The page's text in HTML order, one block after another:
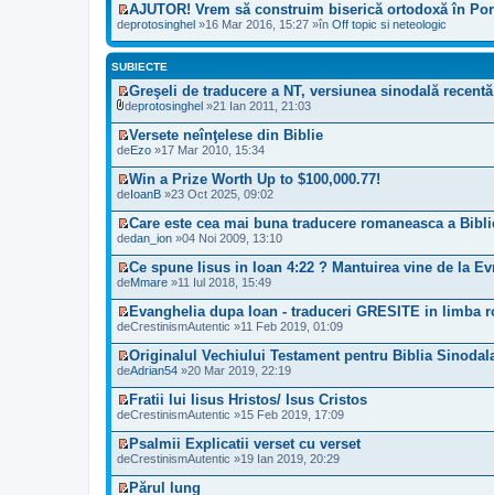
V
e
z
i
u
l
t
i
m
u
l
m
e
s
j
n
e
c
i
t
i
t
AJUTOR! Vrem să construim biserică ortodoxă în
deprotosinghel »16 Mar 2016, 15:27 »în Off topic si neteologic
SUBIECTE
V
z
u
l
t
i
m
u
l
e
s
a
j
n
e
c
i
t
t
Greşeli de traducere a NT, versiunea sinodală recentă
i
ş
i
e
r
(
e
)
a
a
ş
a
t
(
e
)
deprotosinghel »21 Ian 2011, 21:03
V
z
i
u
l
t
i
m
u
l
e
s
a
j
n
e
c
i
t
t
Versete neînţelese din Biblie
deEzo »17 Mar 2010, 15:34
V
z
i
u
l
t
i
m
u
l
e
s
a
j
n
e
c
i
t
t
Win a Prize Worth Up to $100,000.77!
deIoanB »23 Oct 2025, 09:02
V
z
i
u
l
t
i
m
u
l
e
s
a
j
n
e
c
i
Care este cea mai buna traducere romaneasca a
dedan_ion »04 Noi 2009, 13:10
V
z
i
u
l
t
i
m
u
l
e
s
a
j
n
Ce spune Iisus in Ioan 4:22 ? Mantuirea vine de la
deMmare »11 Iul 2018, 15:49
V
z
i
u
l
t
i
m
u
l
e
Evanghelia dupa Ioan - traduceri GRESITE in limba
deCrestinismAutentic »11 Feb 2019, 01:09
V
z
i
u
l
t
i
m
u
Originalul Vechiului Testament pentru Biblia
deAdrian54 »20 Mar 2019, 22:19
V
z
i
u
l
t
Fratii lui Iisus Hristos/ Isus Cristos
deCrestinismAutentic »15 Feb 2019, 17:09
V
z
Psalmii Explicatii verset cu verset
deCrestinismAutentic »19 Ian 2019, 20:29
Părul lung